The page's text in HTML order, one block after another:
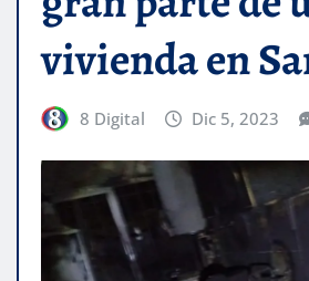
vivienda en
8 Digital Dic 5, 2023